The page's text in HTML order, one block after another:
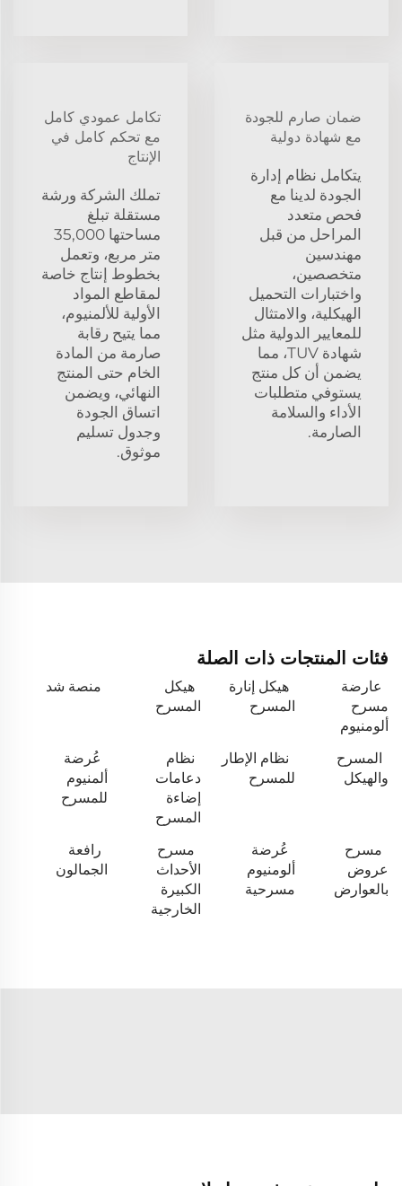
ضمان صارم للجودة
مع شهادة دولية
يتكامل نظام إدارة
الجودة لدينا مع
فحص متعدد
المراحل من قبل
مهندسين
متخصصين،
واختبارات التحميل
الهيكلية، والامتثال
للمعايير الدولية مثل
شهادة TUV، مما
يضمن أن كل منتج
يستوفي متطلبات
الأداء والسلامة
الصارمة.
تكامل عمودي كامل
مع تحكم كامل في
الإنتاج
تملك الشركة ورشة
مستقلة تبلغ
مساحتها 35,000
متر مربع، وتعمل
بخطوط إنتاج خاصة
لمقاطع المواد
الأولية للألمنيوم،
مما يتيح رقابة
صارمة من المادة
الخام حتى المنتج
النهائي، ويضمن
اتساق الجودة
وجدول تسليم
موثوق.
فئات المنتجات ذات الصلة
عارضة
مسرح
ألومنيوم
هيكل إنارة
المسرح
هيكل
المسرح
منصة شد
المسرح
والهيكل
نظام الإطار
للمسرح
نظام
دعامات
إضاءة
المسرح
عُرضة
ألمنيوم
للمسرح
مسرح
عروض
بالعوارض
عُرضة
ألومنيوم
مسرحية
مسرح
الأحداث
الكبيرة
الخارجية
رافعة
الجمالون